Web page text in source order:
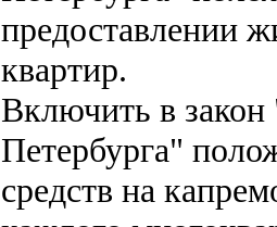
предоставлении
квартир.
Включить в
Петербурга"
средств на